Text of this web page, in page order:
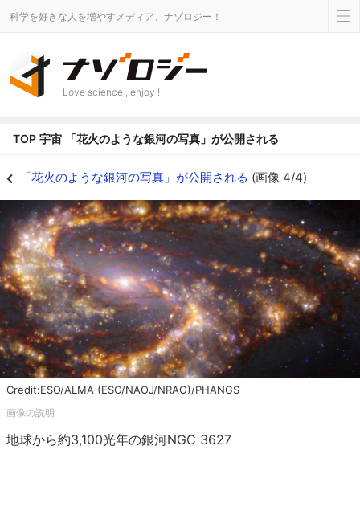
科学を好きな人を増やすメディア、ナゾロジー！
Love science , enjoy !
TOP 宇宙 「花火のような銀河の写真」が公開される
「花火のような銀河の写真」が公開される (画像 4/4)
Credit:ESO/ALMA (ESO/NAOJ/NRAO)/PHANGS
地球から約3,100光年の銀河NGC 3627